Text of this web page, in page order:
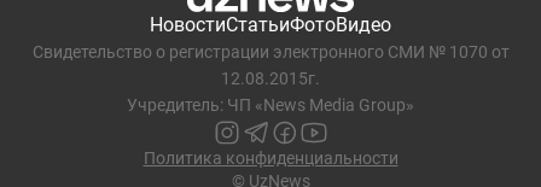
НовостиСтатьиФотоВидео
Свидетельство о регистрации электронного СМИ № 1070 от
12.08.2015г.
Учредитель: ЧП «News Media Group»
Политика конфиденциальности
© UzNews